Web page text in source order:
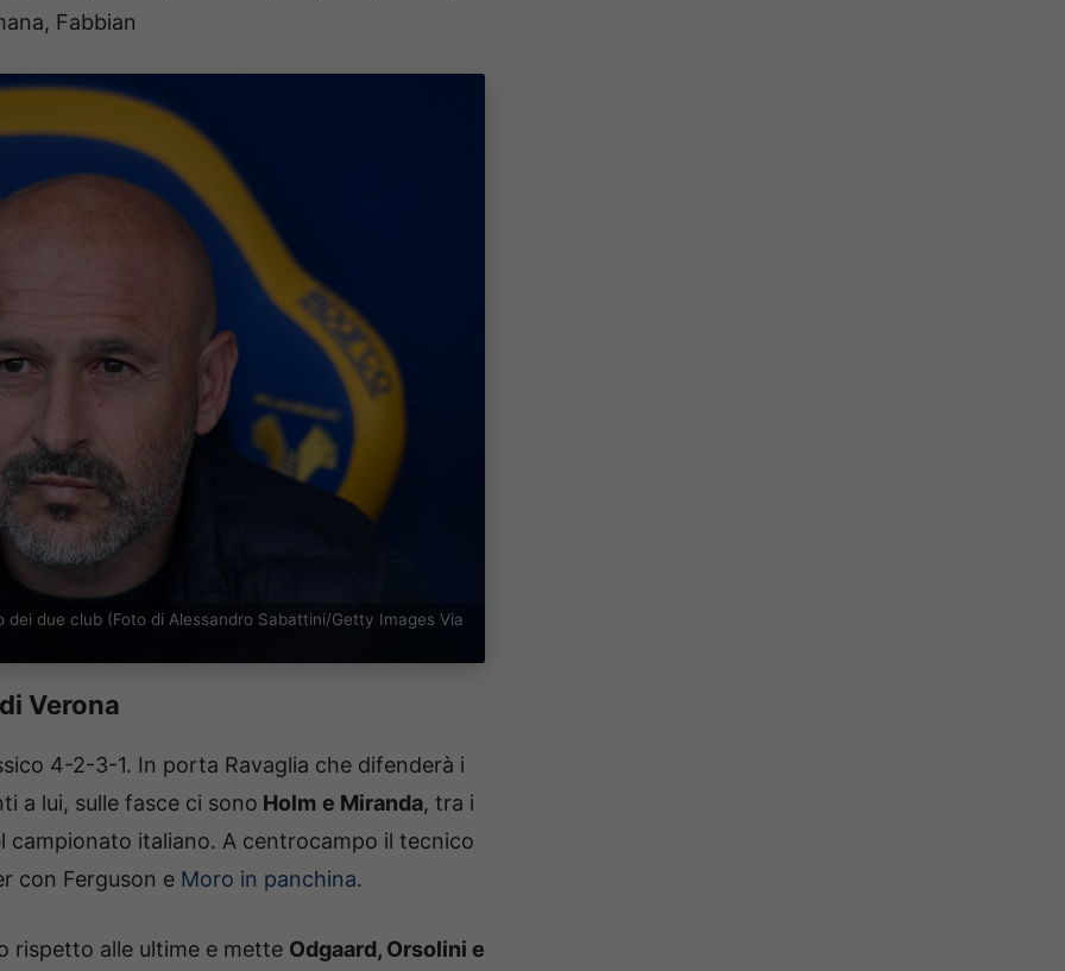
Fabbian
due club (Foto di Alessandro Sabattini/Getty Images Via
Verona
4-2-3-1. In porta Ravaglia che difenderà i
a lui, sulle fasce ci sono Holm e Miranda, tra i
italiano. A centrocampo il tecnico
con Ferguson e Moro in panchina.
rispetto alle ultime e mette Odgaard, Orsolini e